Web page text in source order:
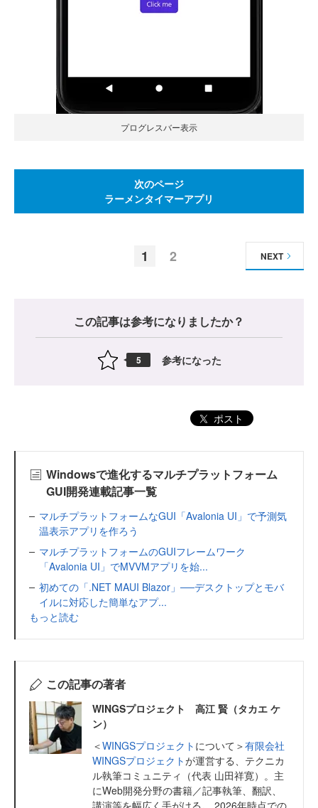
プログレスバー表示
次のページ
ラーメンタイマーアプリ
1 2 NEXT
この記事は参考になりましたか？
5 参考になった
ポスト
Windowsで進化するマルチプラットフォーム
GUI開発連載記事一覧
マルチプラットフォームなGUI「Avalonia UI」で予測気
温表示アプリを作ろう
マルチプラットフォームのGUIフレームワーク
「Avalonia UI」でMVVMアプリを始...
初めての「.NET MAUI Blazor」──デスクトップとモバ
イルに対応した簡単なアプ...
もっと読む
この記事の著者
WINGSプロジェクト 高江 賢（タカエ ケ
ン）
＜WINGSプロジェクト について＞有限会社
WINGSプロジェクトが運営する、テクニカ
ル執筆コミュニティ（代表 山田祥寛）。主
にWeb開発分野の書籍／記事執筆、翻訳、